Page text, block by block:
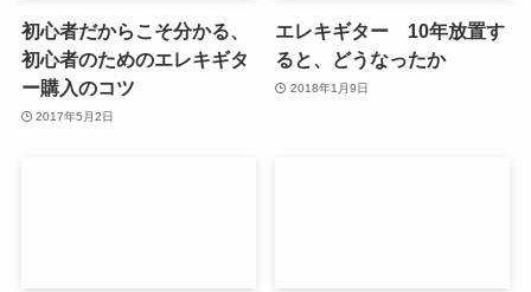
初心者だからこそ分かる、
初心者のためのエレキギタ
ー購入のコツ
2017年5月2日
エレキギター 10年放置す
ると、どうなったか
2018年1月9日